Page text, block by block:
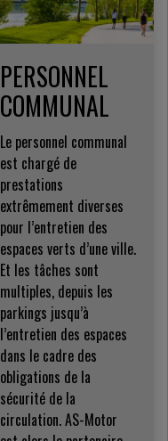
PERSONNEL
COMMUNAL
Le personnel communal
est chargé de
prestations
extrêmement diverses
pour l’entretien des
espaces verts d’une ville.
Et les tâches sont
multiples, depuis les
parkings jusqu’à
l’entretien des espaces
dans le cadre des
obligations de la
sécurité de la
circulation. AS-Motor